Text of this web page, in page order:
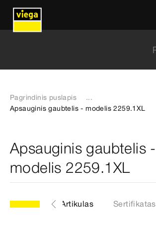
Pagrindinis puslapis
...
Apsauginis gaubtelis - modelis 2259.1XL
Apsauginis gaubtelis -
modelis 2259.1XL
2259.1XL Artikulas Sertifikatas